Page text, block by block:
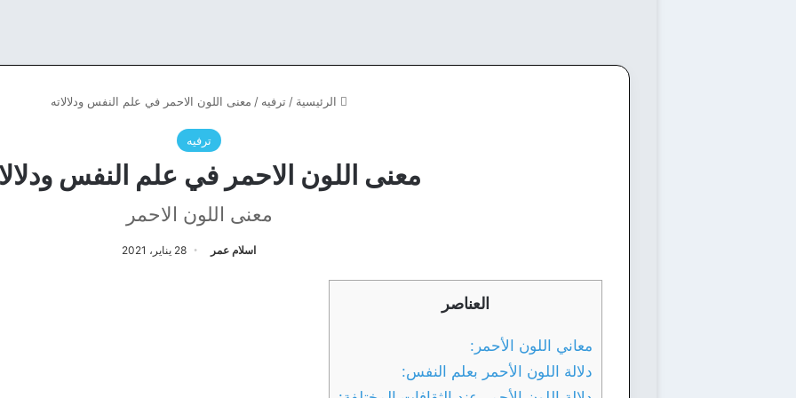
الرئيسية / ترفيه / معنى اللون الاحمر في علم النفس ودلالاته
ترفيه
معنى اللون الاحمر في علم النفس
معنى اللون الاحمر
اسلام عمر 28 يناير، 2021
العناصر
معاني اللون الأحمر:
دلالة اللون الأحمر بعلم النفس: